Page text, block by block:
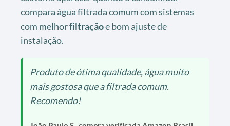
compara água filtrada comum com sistemas
com melhorfiltraçãoe bom ajuste de
instalação.
Produto de ótima qualidade, água muito
mais gostosa que a filtrada comum.
Recomendo!